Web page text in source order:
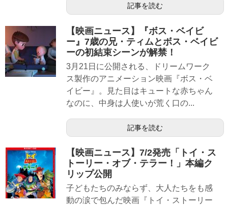
記事を読む
【映画ニュース】『ボス・ベイビ
ー』7歳の兄・ティムとボス・ベイビ
ーの初結束シーンが解禁！
3月21日に公開される、ドリームワーク
ス製作のアニメーション映画『ボス・ベ
イビー』。見た目はキュートな赤ちゃん
なのに、中身は人使いが荒く口の...
記事を読む
【映画ニュース】7/2発売「トイ・ス
トーリー・オブ・テラー！」本編ク
リップ公開
子どもたちのみならず、大人たちをも感
動の涙で包んだ映画『トイ・ストーリー